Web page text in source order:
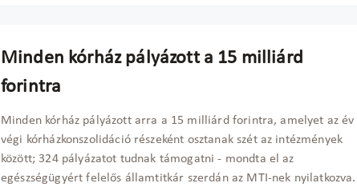
Minden kórház pályázott a 15 milliárd
forintra
Minden kórház pályázott arra a 15 milliárd forintra, amelyet az év
végi kórházkonszolidáció részeként osztanak szét az intézmények
között; 324 pályázatot tudnak támogatni - mondta el az
egészségügyért felelős államtitkár szerdán az MTI-nek nyilatkozva.